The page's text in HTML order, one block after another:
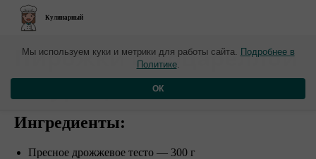
Кулинарный
​Пирожки с моцареллой
и курицей
Ингредиенты:
Пресное дрожжевое тесто — 300 г
Мы используем куки и метрики для работы сайта. Подробнее в
Политике.
ОК